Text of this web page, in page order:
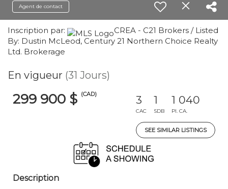
Agent de contact
Inscription par:
CREA - C21 Brokers / Listed
By: Dustin McLeod, Century 21 Northern Choice Realty
Ltd. Brokerage
En vigueur (31 Jours)
299 900 $ (CAD) 3
CAC
1
SDB
1 040
PI. CA.
SEE SIMILAR LISTINGS
Description